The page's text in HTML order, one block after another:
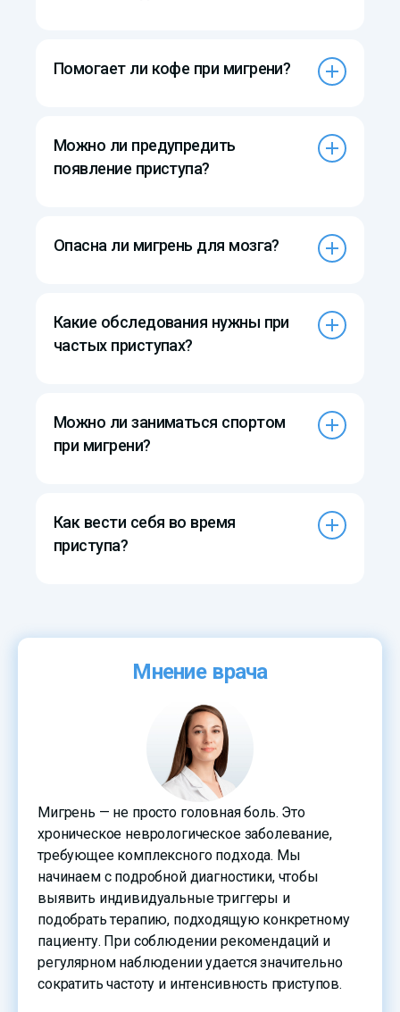
Помогает ли кофе при мигрени?
Можно ли предупредить
появление приступа?
Опасна ли мигрень для мозга?
Какие обследования нужны при
частых приступах?
Можно ли заниматься спортом
при мигрени?
Как вести себя во время
приступа?
Мнение врача
Мигрень — не просто головная боль. Это
хроническое неврологическое заболевание,
требующее комплексного подхода. Мы
начинаем с подробной диагностики, чтобы
выявить индивидуальные триггеры и
подобрать терапию, подходящую конкретному
пациенту. При соблюдении рекомендаций и
регулярном наблюдении удается значительно
сократить частоту и интенсивность приступов.